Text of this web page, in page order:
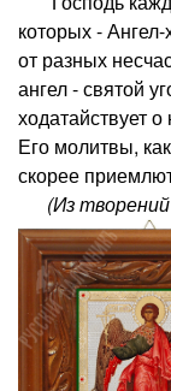
которых - Ангел-
от разных
ангел - святой
ходатайствует
Его молитвы,
скорее
(Из